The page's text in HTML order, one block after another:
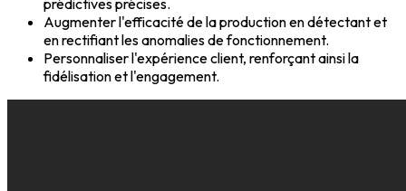
prédictives précises.
Augmenter l'efficacité de la production en détectant et
en rectifiant les anomalies de fonctionnement.
Personnaliser l'expérience client, renforçant ainsi la
fidélisation et l'engagement.